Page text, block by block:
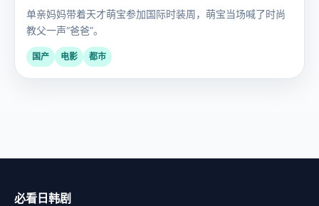
单亲妈妈带着天才萌宝参加国际时装周，萌宝当场喊了时尚
教父一声“爸爸”。
国产 电影 都市
必看日韩剧